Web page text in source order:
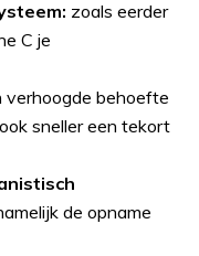
zoals eerder
C je
verhoogde behoefte
sneller een tekort
de opname